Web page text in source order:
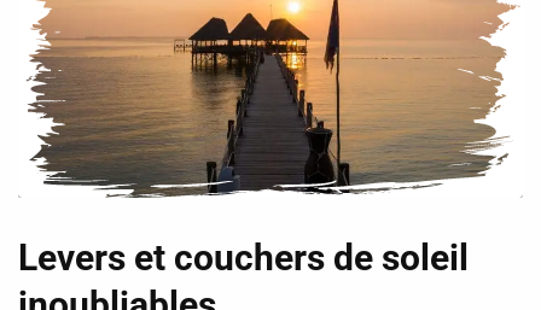
Levers et couchers de soleil